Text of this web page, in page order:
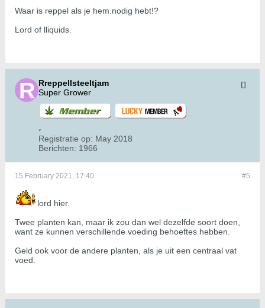
Waar is reppel als je hem.nodig hebt!?
Lord of lliquids.
Rreppellsteeltjam
Super Grower
Registratie op: May 2018
Berichten: 1966
#5
15 February 2021, 17:40
lord hier.
Twee planten kan, maar ik zou dan wel dezelfde soort doen,
want ze kunnen verschillende voeding behoeftes hebben.
Geld ook voor de andere planten, als je uit een centraal vat
voed.